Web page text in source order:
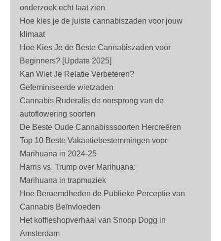
onderzoek echt laat zien
Hoe kies je de juiste cannabiszaden voor jouw
klimaat
Hoe Kies Je de Beste Cannabiszaden voor
Beginners? [Update 2025]
Kan Wiet Je Relatie Verbeteren?
Gefeminiseerde wietzaden
Cannabis Ruderalis de oorsprong van de
autoflowering soorten
De Beste Oude Cannabisssoorten Hercreëren
Top 10 Beste Vakantiebestemmingen voor
Marihuana in 2024-25
Harris vs. Trump over Marihuana:
Marihuana in trapmuziek
Hoe Beroemdheden de Publieke Perceptie van
Cannabis Beïnvloeden
Het koffieshopverhaal van Snoop Dogg in
Amsterdam